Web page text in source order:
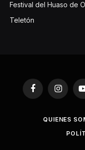
Festival del Huaso de
Teletón
Facebook
QUIENES